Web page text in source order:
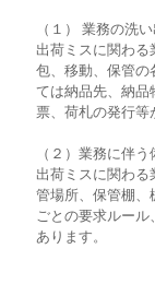
（１） 業務の洗
出荷ミスに関わ
包、移動、保管の
ては納品先、納
票、荷札の発行等
（２）業務に伴
出荷ミスに関わ
管場所、保管棚
ごとの要求ルー
あります。